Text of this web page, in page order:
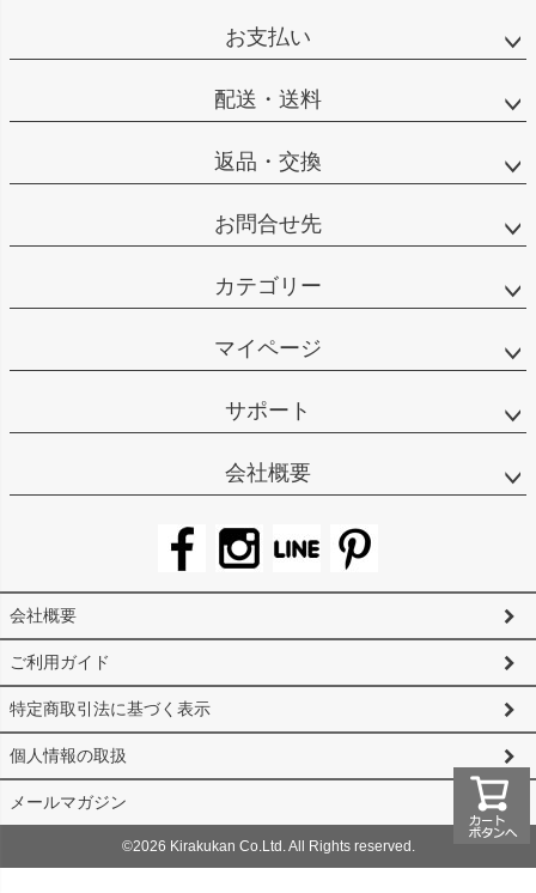
お支払い
配送・送料
返品・交換
お問合せ先
カテゴリー
マイページ
サポート
会社概要
会社概要
ご利用ガイド
特定商取引法に基づく表示
個人情報の取扱
メールマガジン
©2026 Kirakukan Co.Ltd. All Rights reserved.